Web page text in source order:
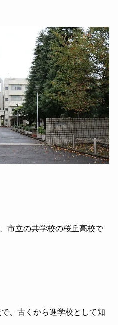
市立の共学校の桜丘高校で
、古くから進学校として知